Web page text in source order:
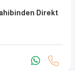
Direkt